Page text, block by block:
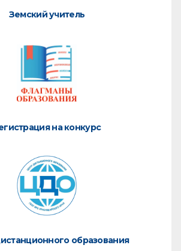
Земский учитель
на конкурс
образования